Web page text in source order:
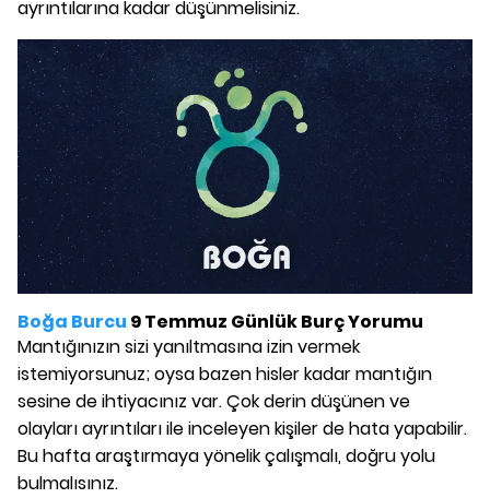
ayrıntılarına kadar düşünmelisiniz.
Boğa Burcu 9 Temmuz Günlük Burç Yorumu
Mantığınızın sizi yanıltmasına izin vermek
istemiyorsunuz; oysa bazen hisler kadar mantığın
sesine de ihtiyacınız var. Çok derin düşünen ve
olayları ayrıntıları ile inceleyen kişiler de hata yapabilir.
Bu hafta araştırmaya yönelik çalışmalı, doğru yolu
bulmalısınız.